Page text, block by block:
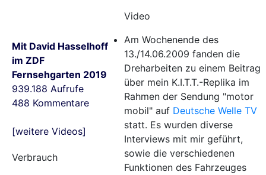
Mit David Hasselhoff
im ZDF
Fernsehgarten 2019
939.188 Aufrufe
488 Kommentare
[weitere Videos]
Verbrauch
Video
Am Wochenende des
13./14.06.2009 fanden die
Dreharbeiten zu einem Beitrag
über mein K.I.T.T.-Replika im
Rahmen der Sendung "motor
mobil" auf Deutsche Welle TV
statt. Es wurden diverse
Interviews mit mir geführt,
sowie die verschiedenen
Funktionen des Fahrzeuges